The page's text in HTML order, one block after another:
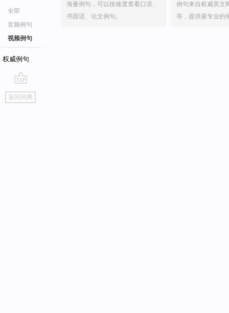
全部
音频例句
视频例句
权威例句
go
top
返回词典
海量例句，可以按难度查看口语、
书面语、论文例句。
例句来自权威英文
等，提供最专业的